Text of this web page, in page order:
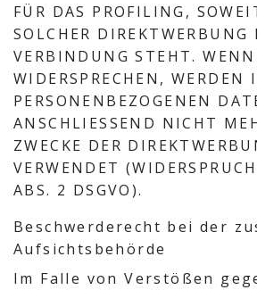
FÜR DAS PROFILING,
SOLCHER DIREKTWERBUNG
VERBINDUNG STEHT.
WIDERSPRECHEN, WERDEN
PERSONENBEZOGENEN
ANSCHLIESSEND NICHT
ZWECKE DER
VERWENDET
ABS. 2 DSGVO).
Beschwerde­recht bei der
Aufsichts­behörde
Im Falle von Verstößen